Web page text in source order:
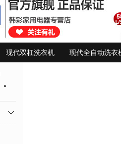
现代双杠洗衣机 现代全自动洗衣